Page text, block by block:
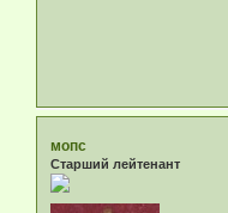
мопс
Старший лейтенант